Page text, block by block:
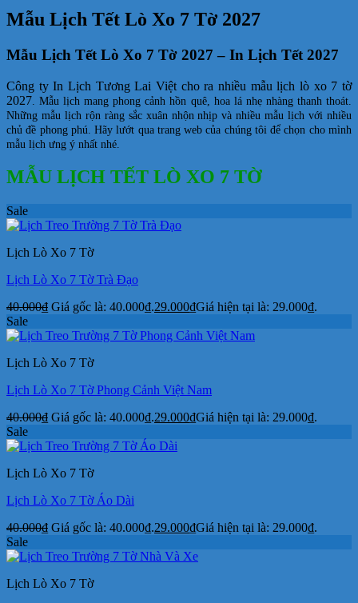
Mẫu Lịch Tết Lò Xo 7 Tờ 2027
Mẫu Lịch Tết Lò Xo 7 Tờ 2027 – In Lịch Tết 2027
Công ty In Lịch Tương Lai Việt cho ra nhiều mẫu lịch lò xo 7 tờ
2027 . Mẫu lịch mang phong cảnh hồn quê, hoa lá nhẹ nhàng thanh thoát.
Những mẫu lịch rộn ràng sắc xuân nhộn nhịp và nhiều mẫu lịch với nhiều
chủ đề phong phú. Hãy lướt qua trang web của chúng tôi để chọn cho mình
mẫu lịch ưng ý nhất nhé.
MẪU LỊCH TẾT LÒ XO 7 TỜ
Sale
Lịch Lò Xo 7 Tờ
Lịch Lò Xo 7 Tờ Trà Đạo
40.000₫ Giá gốc là: 40.000₫.29.000₫Giá hiện tại là: 29.000₫.
Sale
Lịch Lò Xo 7 Tờ
Lịch Lò Xo 7 Tờ Phong Cảnh Việt Nam
40.000₫ Giá gốc là: 40.000₫.29.000₫Giá hiện tại là: 29.000₫.
Sale
Lịch Lò Xo 7 Tờ
Lịch Lò Xo 7 Tờ Áo Dài
40.000₫ Giá gốc là: 40.000₫.29.000₫Giá hiện tại là: 29.000₫.
Sale
Lịch Lò Xo 7 Tờ